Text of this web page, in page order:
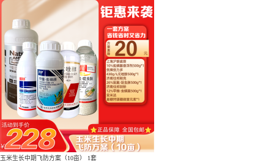
玉米生长中期飞防方案（10亩） 1套